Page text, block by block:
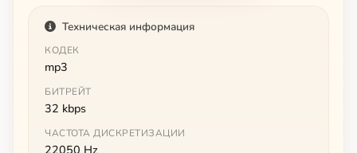
Техническая информация
КОДЕК
mp3
БИТРЕЙТ
32 kbps
ЧАСТОТА ДИСКРЕТИЗАЦИИ
22050 Hz